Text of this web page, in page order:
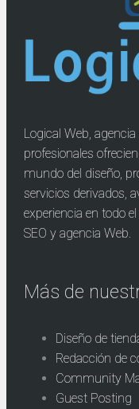
Logical Web,
profesionales
mundo del diseño,
servicios derivados,
experiencia en todo
SEO y agencia Web.
Más de
Diseño de
Redacción de
Community
Guest Posting